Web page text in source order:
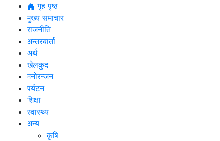
गृह पृष्ठ
मुख्य समाचार
राजनीति
अन्तरबार्ता
अर्थ
खेलकुद
मनोरन्जन
पर्यटन
शिक्षा
स्वास्थ्य
अन्य
कृषि